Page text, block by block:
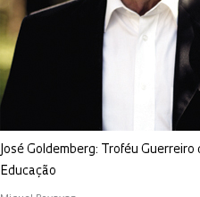
José Goldemberg: Troféu Guerreiro
Educação